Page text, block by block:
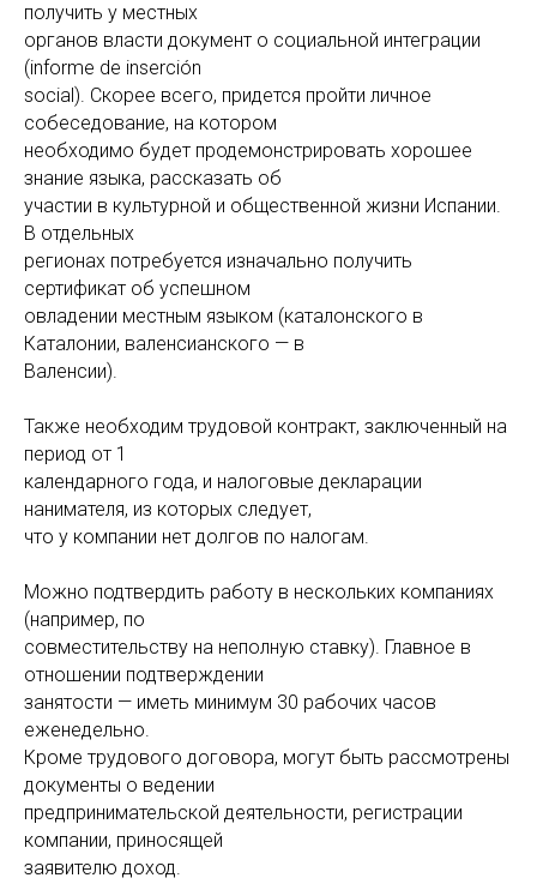
получить у местных
органов власти документ о социальной интеграции
(informe de inserción
social). Скорее всего, придется пройти личное
собеседование, на котором
необходимо будет продемонстрировать хорошее
знание языка, рассказать об
участии в культурной и общественной жизни Испании.
В отдельных
регионах потребуется изначально получить
сертификат об успешном
овладении местным языком (каталонского в
Каталонии, валенсианского — в
Валенсии).
Также необходим трудовой контракт, заключенный на
период от 1
календарного года, и налоговые декларации
нанимателя, из которых следует,
что у компании нет долгов по налогам.
Можно подтвердить работу в нескольких компаниях
(например, по
совместительству на неполную ставку). Главное в
отношении подтверждении
занятости — иметь минимум 30 рабочих часов
еженедельно.
Кроме трудового договора, могут быть рассмотрены
документы о ведении
предпринимательской деятельности, регистрации
компании, приносящей
заявителю доход.